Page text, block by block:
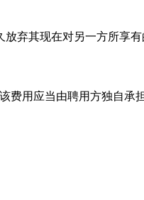
弃其现在对另一方所享
费用应当由聘用方独自承